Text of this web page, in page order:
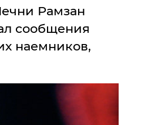
Рамзан
сообщения
наемников,